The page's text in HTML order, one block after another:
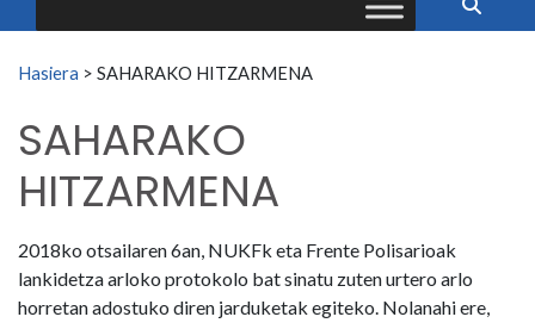
Search for:
Hasiera > SAHARAKO HITZARMENA
SAHARAKO
HITZARMENA
2018ko otsailaren 6an, NUKFk eta Frente Polisarioak
lankidetza arloko protokolo bat sinatu zuten urtero arlo
horretan adostuko diren jarduketak egiteko. Nolanahi ere,